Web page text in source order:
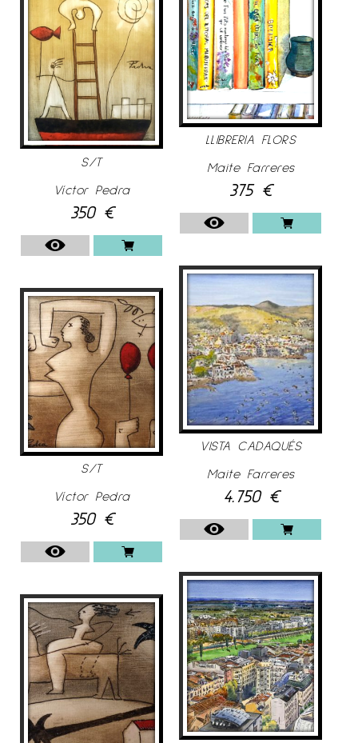
S/T
Víctor Pedra
350 €
S/T
Víctor Pedra
350 €
LLIBRERIA FLORS
Maite Farreres
375 €
VISTA CADAQUÉS
Maite Farreres
4.750 €